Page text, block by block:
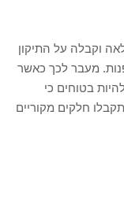
וקבלה על התיקון
מעבר לכך כאשר
בטוחים כי
חלקים מקוריים